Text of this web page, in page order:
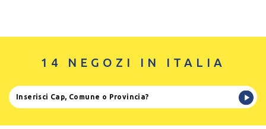
14 NEGOZI IN ITALIA